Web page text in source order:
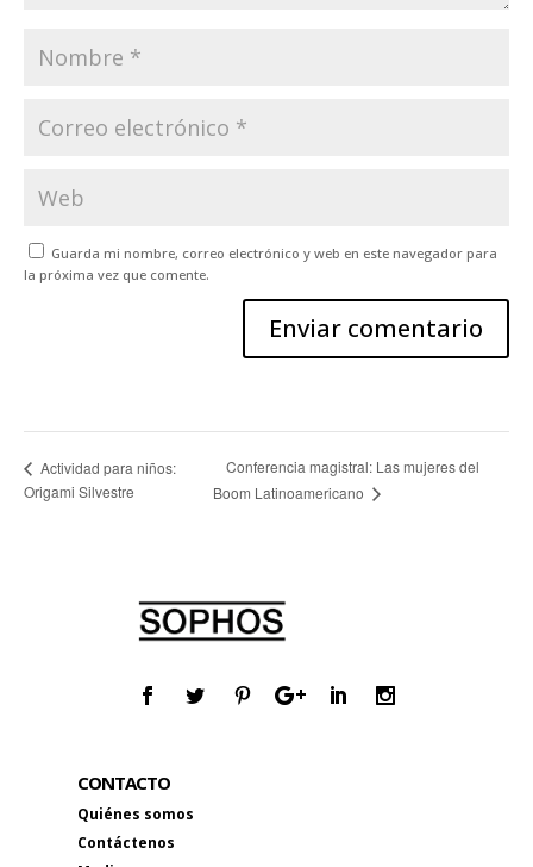
Guarda mi nombre, correo electrónico y web en este navegador para
la próxima vez que comente.
Actividad para niños:
Origami Silvestre
Conferencia magistral: Las mujeres del
Boom Latinoamericano
CONTACTO
Quiénes somos
Contáctenos